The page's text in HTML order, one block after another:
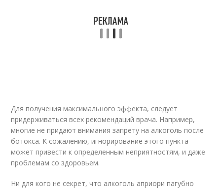
Для получения максимального эффекта, следует
придерживаться всех рекомендаций врача. Например,
многие не придают внимания запрету на алкоголь после
ботокса. К сожалению, игнорирование этого пункта
может привести к определенным неприятностям, и даже
проблемам со здоровьем.
Ни для кого не секрет, что алкоголь априори пагубно